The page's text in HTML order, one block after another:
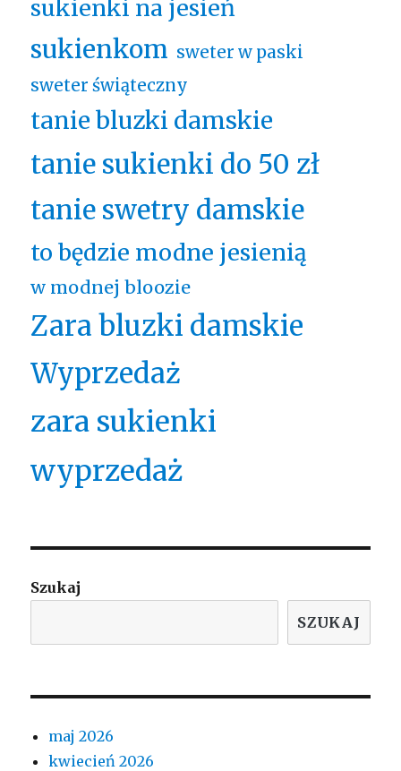
sukienki na jesień
sukienkom sweter w paski
sweter świąteczny
tanie bluzki damskie
tanie sukienki do 50 zł
tanie swetry damskie
to będzie modne jesienią
w modnej bloozie
Zara bluzki damskie
Wyprzedaż
zara sukienki
wyprzedaż
Szukaj
SZUKAJ
maj 2026
kwiecień 2026